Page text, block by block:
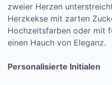
zweier Herzen
Herzkekse mit zarten
Hochzeitsfarben oder mit
einen Hauch von Eleganz.
Personalisierte Initialen